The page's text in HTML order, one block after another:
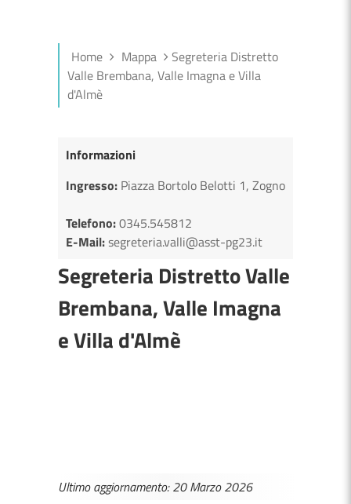
Home Mappa
Segreteria Distretto
Valle Brembana, Valle Imagna e Villa
d'Almè
Informazioni
Ingresso: Piazza Bortolo Belotti 1, Zogno
Telefono:0345.545812
E-Mail:segreteria.valli@asst-pg23.it
Segreteria Distretto Valle
Brembana, Valle Imagna
e Villa d'Almè
Ultimo aggiornamento: 20 Marzo 2026